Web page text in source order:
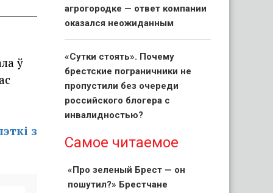
ў
з
агрогородке — ответ компании
оказался неожиданным
«Сутки стоять». Почему
брестские пограничники не
пропустили без очереди
российского блогера с
инвалидностью?
Самое читаемое
«Про зеленый Брест — он
пошутил?» Брестчане